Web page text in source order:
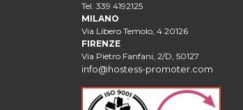
Tel. 339 4192125
MILANO
Via Libero Temolo, 4 20126
FIRENZE
Via Pietro Fanfani, 2/D, 50127
info@hostess-promoter.com